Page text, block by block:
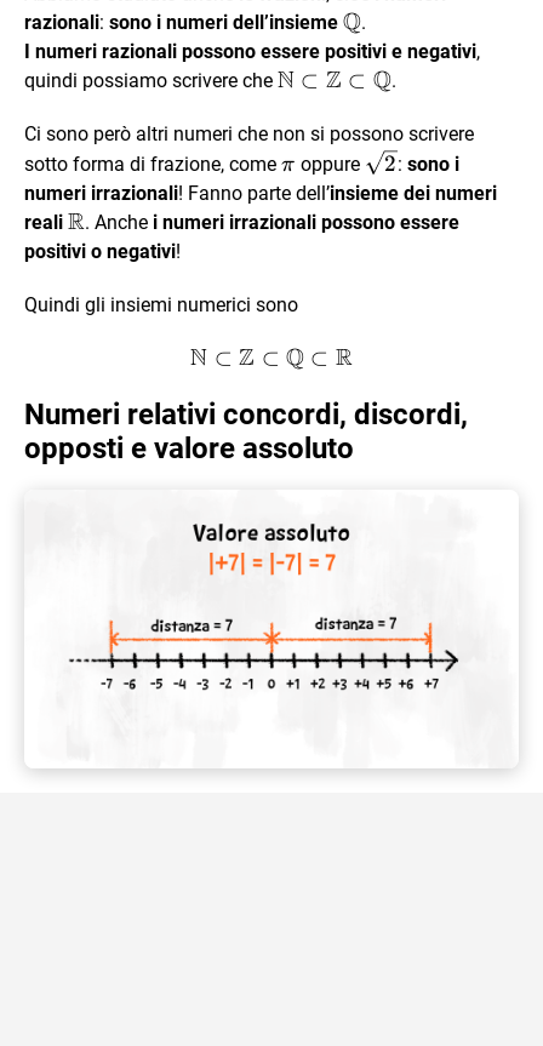
razionali: sono i numeri dell’insieme \mathbb{Q}
Q.
I numeri razionali possono essere positivi e negativi,
quindi possiamo scrivere che \mathbb{N}
\mathbb{Z}
\subset
\mathbb{Q}
N ⊂ Z ⊂ Q.
Ci sono però altri numeri che non si possono scrivere
sotto forma di frazione, come \pi
π oppure \sqrt
2
2: sono i
numeri irrazionali! Fanno parte dell’insieme dei numeri
reali \mathbb{R}
R. Anche i numeri irrazionali possono essere
positivi o negativi!
Quindi gli insiemi numerici sono
\mathbb{N} \subset
N ⊂ Z ⊂ Q ⊂ R
Numeri relativi concordi, discordi,
opposti e valore assoluto